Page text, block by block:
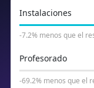
Instalaciones
-7.2% menos que el
Profesorado
-69.2% menos que el